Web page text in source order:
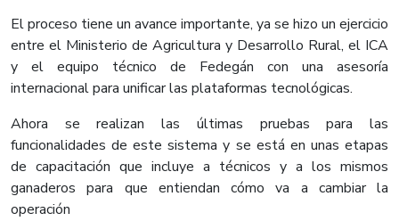
El proceso tiene un avance importante, ya se hizo un ejercicio
entre el Ministerio de Agricultura y Desarrollo Rural, el ICA
y el equipo técnico de Fedegán con una asesoría
internacional para unificar las plataformas tecnológicas.
Ahora se realizan las últimas pruebas para las
funcionalidades de este sistema y se está en unas etapas
de capacitación que incluye a técnicos y a los mismos
ganaderos para que entiendan cómo va a cambiar la
operación